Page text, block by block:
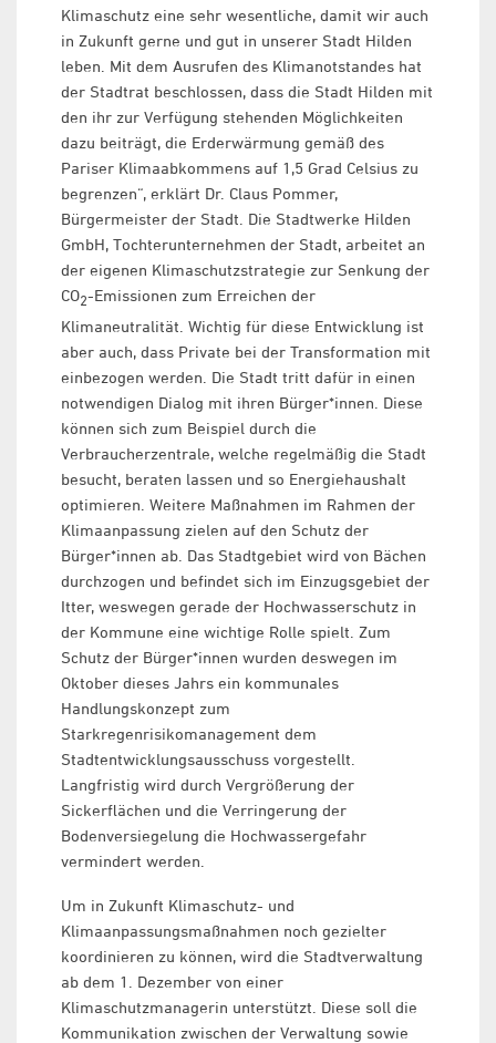
Klimaschutz eine sehr wesentliche, damit wir auch
in Zukunft gerne und gut in unserer Stadt Hilden
leben. Mit dem Ausrufen des Klimanotstandes hat
der Stadtrat beschlossen, dass die Stadt Hilden mit
den ihr zur Verfügung stehenden Möglichkeiten
dazu beiträgt, die Erderwärmung gemäß des
Pariser Klimaabkommens auf 1,5 Grad Celsius zu
begrenzen“, erklärt Dr. Claus Pommer,
Bürgermeister der Stadt. Die Stadtwerke Hilden
GmbH, Tochterunternehmen der Stadt, arbeitet an
der eigenen Klimaschutzstrategie zur Senkung der
CO2-Emissionen zum Erreichen der
Klimaneutralität. Wichtig für diese Entwicklung ist
aber auch, dass Private bei der Transformation mit
einbezogen werden. Die Stadt tritt dafür in einen
notwendigen Dialog mit ihren Bürger*innen. Diese
können sich zum Beispiel durch die
Verbraucherzentrale, welche regelmäßig die Stadt
besucht, beraten lassen und so Energiehaushalt
optimieren. Weitere Maßnahmen im Rahmen der
Klimaanpassung zielen auf den Schutz der
Bürger*innen ab. Das Stadtgebiet wird von Bächen
durchzogen und befindet sich im Einzugsgebiet der
Itter, weswegen gerade der Hochwasserschutz in
der Kommune eine wichtige Rolle spielt. Zum
Schutz der Bürger*innen wurden deswegen im
Oktober dieses Jahrs ein kommunales
Handlungskonzept zum
Starkregenrisikomanagement dem
Stadtentwicklungsausschuss vorgestellt.
Langfristig wird durch Vergrößerung der
Sickerflächen und die Verringerung der
Bodenversiegelung die Hochwassergefahr
vermindert werden.
Um in Zukunft Klimaschutz- und
Klimaanpassungsmaßnahmen noch gezielter
koordinieren zu können, wird die Stadtverwaltung
ab dem 1. Dezember von einer
Klimaschutzmanagerin unterstützt. Diese soll die
Kommunikation zwischen der Verwaltung sowie